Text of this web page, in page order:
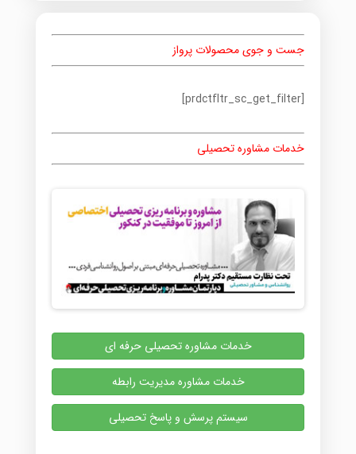
جست و جوی محصولات پرواز
[prdctfltr_sc_get_filter]
خدمات مشاوره تحصیلی
خدمات مشاوره تحصیلی حرفه ای
خدمات مشاوره مدیریت رابطه
سیستم پرسش و پاسخ تحصیلی